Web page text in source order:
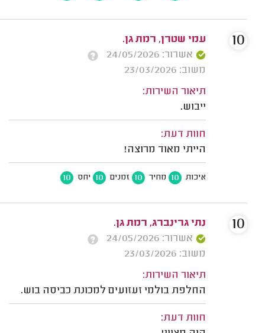
עמי שטרן, רמת גן.
אשרור: 24/05/2026
משוב: 23/03/2026
תיאור השירות:
ייבוש.
חוות דעת:
הייתי מאוד מרוצה!
איכות 10 מחיר 10 זמנים 10 יחס 10
10
נתי גרינברג, רמת גן.
אשרור: 24/05/2026
משוב: 23/03/2026
תיאור השירות:
החלפת בולמי זעזועים למכונת כביסה בוש.
חוות דעת:
10